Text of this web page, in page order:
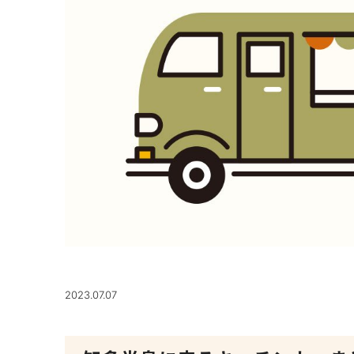
2023.07.07